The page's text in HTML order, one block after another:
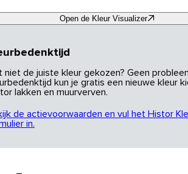
Open de Kleur Visualizer
niet de juiste kleur gekozen? Geen
kun je gratis een nieuwe kleur
lakken en muurverven.
de actievoorwaarden en vul het Histor
in.